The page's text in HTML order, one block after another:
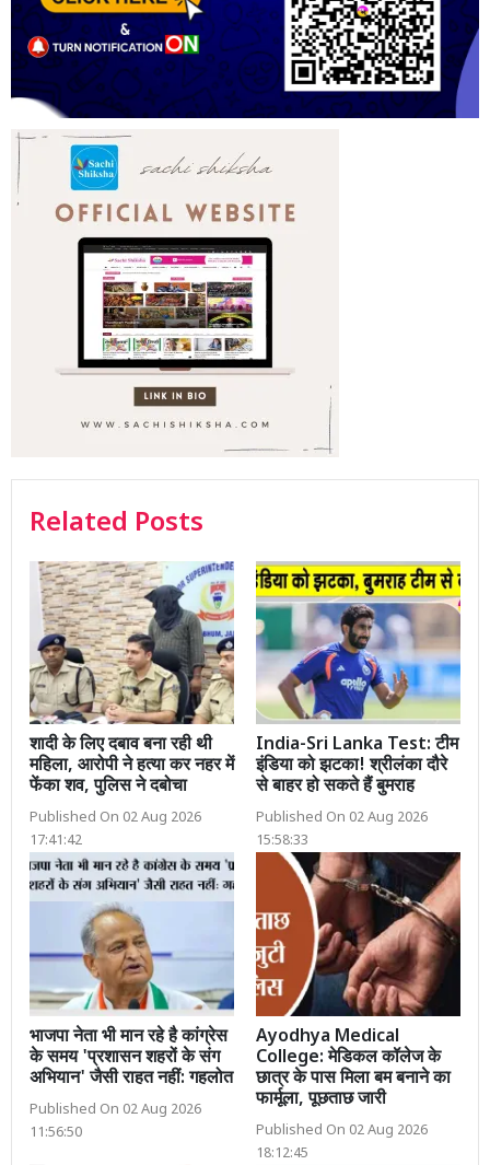
Related Posts
शादी के लिए दबाव बना रही थी
महिला, आरोपी ने हत्या कर नहर में
फेंका शव, पुलिस ने दबोचा
Published On 02 Aug 2026
17:41:42
India-Sri Lanka Test: टीम
इंडिया को झटका! श्रीलंका दौरे
से बाहर हो सकते हैं बुमराह
Published On 02 Aug 2026
15:58:33
भाजपा नेता भी मान रहे है कांग्रेस
के समय 'प्रशासन शहरों के संग
अभियान' जैसी राहत नहीं: गहलोत
Published On 02 Aug 2026
11:56:50
Ayodhya Medical
College: मेडिकल कॉलेज के
छात्र के पास मिला बम बनाने का
फार्मूला, पूछताछ जारी
Published On 02 Aug 2026
18:12:45